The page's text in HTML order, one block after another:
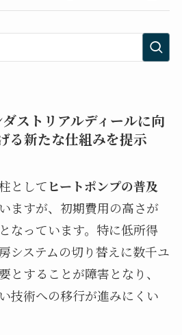
ストリアルディールに向
る新たな仕組みを提示
としてヒートポンプの普及
ますが、初期費用の高さが
なっています。特に低所得
システムの切り替えに数千ユ
とすることが障害となり、
技術への移行が進みにくい